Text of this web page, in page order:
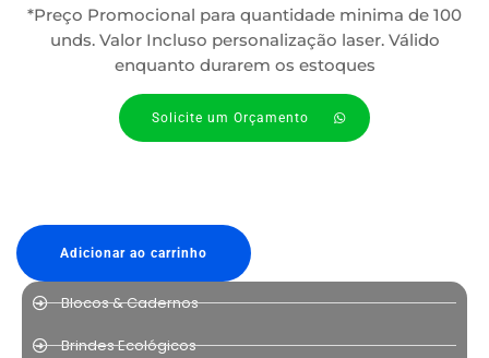
*Preço Promocional para quantidade minima de 100
unds. Valor Incluso personalização laser. Válido
enquanto durarem os estoques
Solicite um Orçamento
Adicionar ao carrinho
Blocos & Cadernos
Brindes Ecológicos